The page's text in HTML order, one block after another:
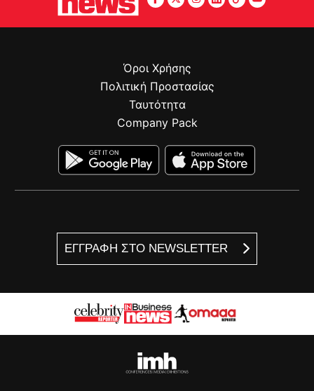
ΕΓΓΡΑΦΗ ΣΤΟ NEWSLETTER
Όροι Χρήσης
Πολιτική Προστασίας
Ταυτότητα
Company Pack